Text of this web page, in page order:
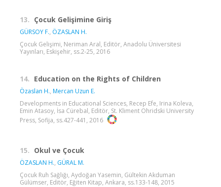
13. Çocuk Gelişimine Giriş
GÜRSOY F., ÖZASLAN H.
Çocuk Gelişimi, Neriman Aral, Editör, Anadolu Üniversitesi
Yayınları, Eskişehir, ss.2-25, 2016
14. Education on the Rights of Children
Özaslan H., Mercan Uzun E.
Developments in Educational Sciences, Recep Efe, Irina Koleva,
Emin Atasoy, İsa Cürebal, Editör, St. Kliment Ohridski University
Press, Sofija, ss.427-441, 2016
15. Okul ve Çocuk
ÖZASLAN H., GÜRAL M.
Çocuk Ruh Sağlığı, Aydoğan Yasemin, Gültekin Akduman
Gülümser, Editör, Eğiten Kitap, Ankara, ss.133-148, 2015